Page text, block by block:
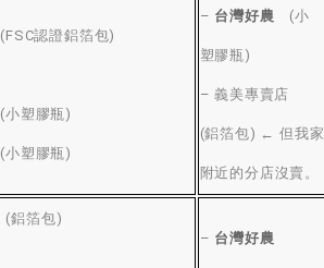
(FSC認證鋁箔包)
(小塑膠瓶)
(小塑膠瓶)
– 台灣好農 (小
塑膠瓶)
–義美專賣店
(鋁箔包) ← 但我家
附近的分店沒賣。
(鋁箔包)
– 台灣好農